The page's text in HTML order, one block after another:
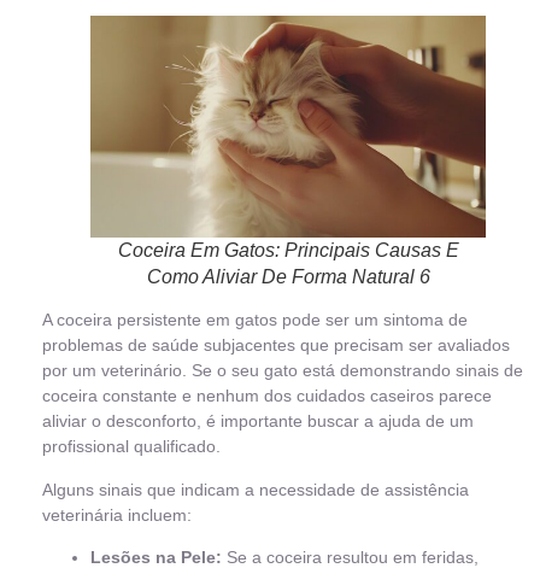
Coceira Em Gatos: Principais Causas E
Como Aliviar De Forma Natural 6
A coceira persistente em gatos pode ser um sintoma de
problemas de saúde subjacentes que precisam ser avaliados
por um veterinário. Se o seu gato está demonstrando sinais de
coceira constante e nenhum dos cuidados caseiros parece
aliviar o desconforto, é importante buscar a ajuda de um
profissional qualificado.
Alguns sinais que indicam a necessidade de assistência
veterinária incluem:
Lesões na Pele: Se a coceira resultou em feridas,